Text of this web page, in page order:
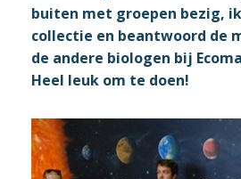
buiten met groepen bezig,
collectie en beantwoord de
de andere biologen bij
Heel leuk om te doen!